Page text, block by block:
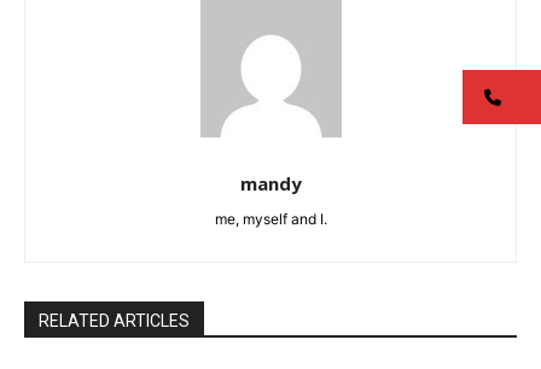
mandy
me, myself and I.
RELATED ARTICLES